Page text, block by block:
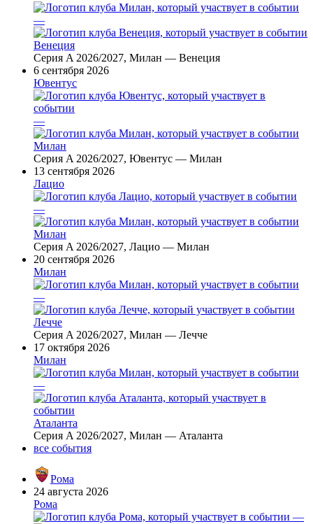
—
Венеция
Серия A 2026/2027, Милан — Венеция
6 сентября 2026
Ювентус
—
Милан
Серия A 2026/2027, Ювентус — Милан
13 сентября 2026
Лацио
—
Милан
Серия A 2026/2027, Лацио — Милан
20 сентября 2026
Милан
—
Лечче
Серия A 2026/2027, Милан — Лечче
17 октября 2026
Милан
—
Аталанта
Серия A 2026/2027, Милан — Аталанта
все события
Рома
24 августа 2026
Рома
—